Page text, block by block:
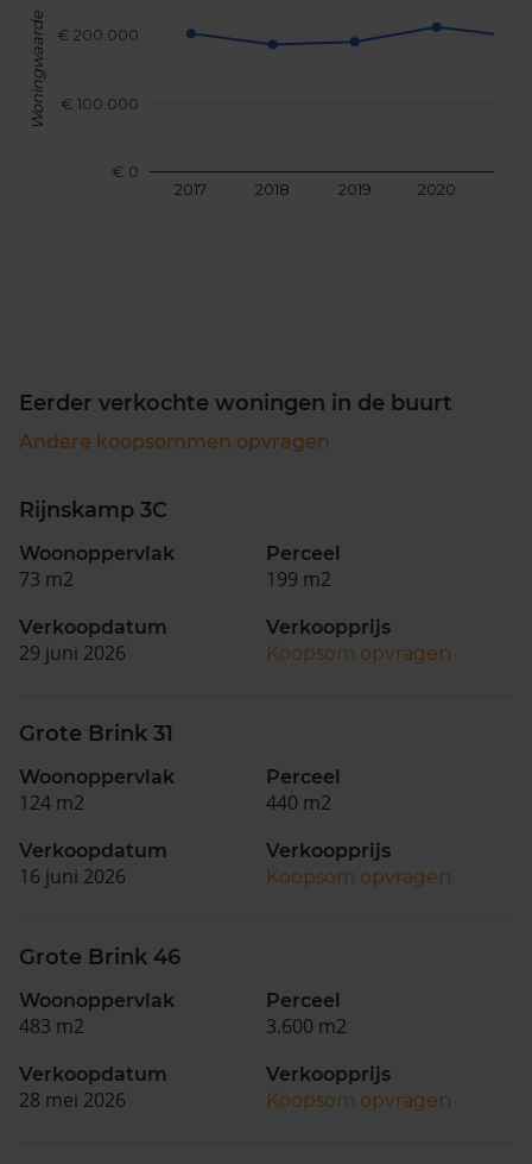
2017 2018 2019 2020
€ 0
€ 100.000
€ 200.000
Woningwaarde
Eerder verkochte woningen in de buurt
Andere koopsommen opvragen
Rijnskamp 3C
Woonoppervlak
73 m2
Perceel
199 m2
Verkoopdatum
29 juni 2026
Verkoopprijs
Koopsom opvragen
Grote Brink 31
Woonoppervlak
124 m2
Perceel
440 m2
Verkoopdatum
16 juni 2026
Verkoopprijs
Koopsom opvragen
Grote Brink 46
Woonoppervlak
483 m2
Perceel
3.600 m2
Verkoopdatum
28 mei 2026
Verkoopprijs
Koopsom opvragen